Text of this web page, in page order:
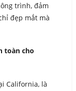
trình, đảm
đẹp mắt mà
toàn cho
California, là